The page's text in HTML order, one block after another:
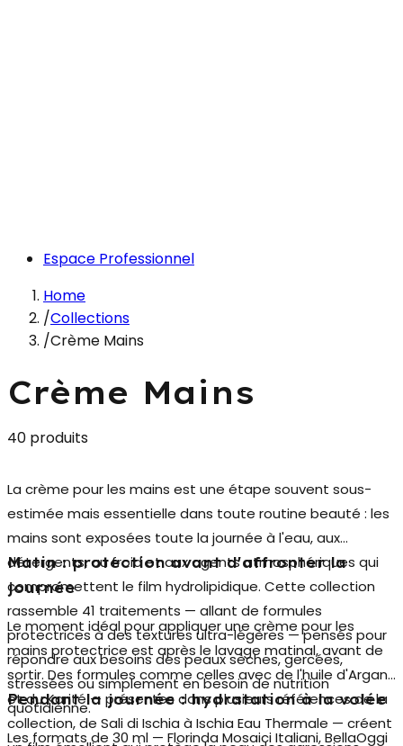
Espace Professionnel
Home
/Collections
/Crème Mains
Crème Mains
40 produits
La crème pour les mains est une étape souvent sous-
estimée mais essentielle dans toute routine beauté : les
mains sont exposées toute la journée à l'eau, aux
détergents, au froid et aux agents atmosphériques qui
compromettent le film hydrolipidique. Cette collection
rassemble 41 traitements — allant de formules
protectrices à des textures ultra-légères — pensés pour
répondre aux besoins des peaux sèches, gercées,
stressées ou simplement en besoin de nutrition
quotidienne.
Matin : protection avant d'affronter la
journée
Le moment idéal pour appliquer une crème pour les
mains protectrice est après le lavage matinal, avant de
sortir. Des formules comme celles avec de l'huile d'Argan
et du Karité — présentes dans plusieurs références de la
collection, de Sali di Ischia à Ischia Eau Thermale — créent
Pendant la journée : hydratation à la volée
Les formats de 30 ml — Florinda Mosaici Italiani, BellaOggi